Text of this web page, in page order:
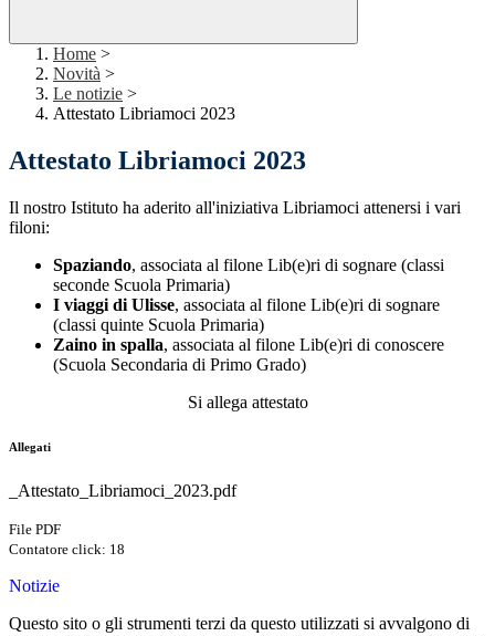
Home >
Novità >
Le notizie >
Attestato Libriamoci 2023
Attestato Libriamoci 2023
Il nostro Istituto ha aderito all'iniziativa Libriamoci attenersi i vari
filoni:
Spaziando, associata al filone Lib(e)ri di sognare (classi
seconde Scuola Primaria)
I viaggi di Ulisse, associata al filone Lib(e)ri di sognare
(classi quinte Scuola Primaria)
Zaino in spalla, associata al filone Lib(e)ri di conoscere
(Scuola Secondaria di Primo Grado)
Si allega attestato
Allegati
_Attestato_Libriamoci_2023.pdf
File PDF
Contatore click: 18
Notizie
Questo sito o gli strumenti terzi da questo utilizzati si avvalgono di